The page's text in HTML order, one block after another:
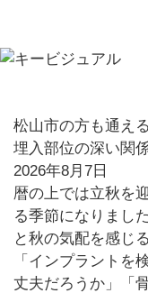
松山市の方も通え
埋入部位の深い関
2026年8月7日
暦の上では立秋を
る季節になりまし
と秋の気配を感じ
「インプラントを
丈夫だろうか」「